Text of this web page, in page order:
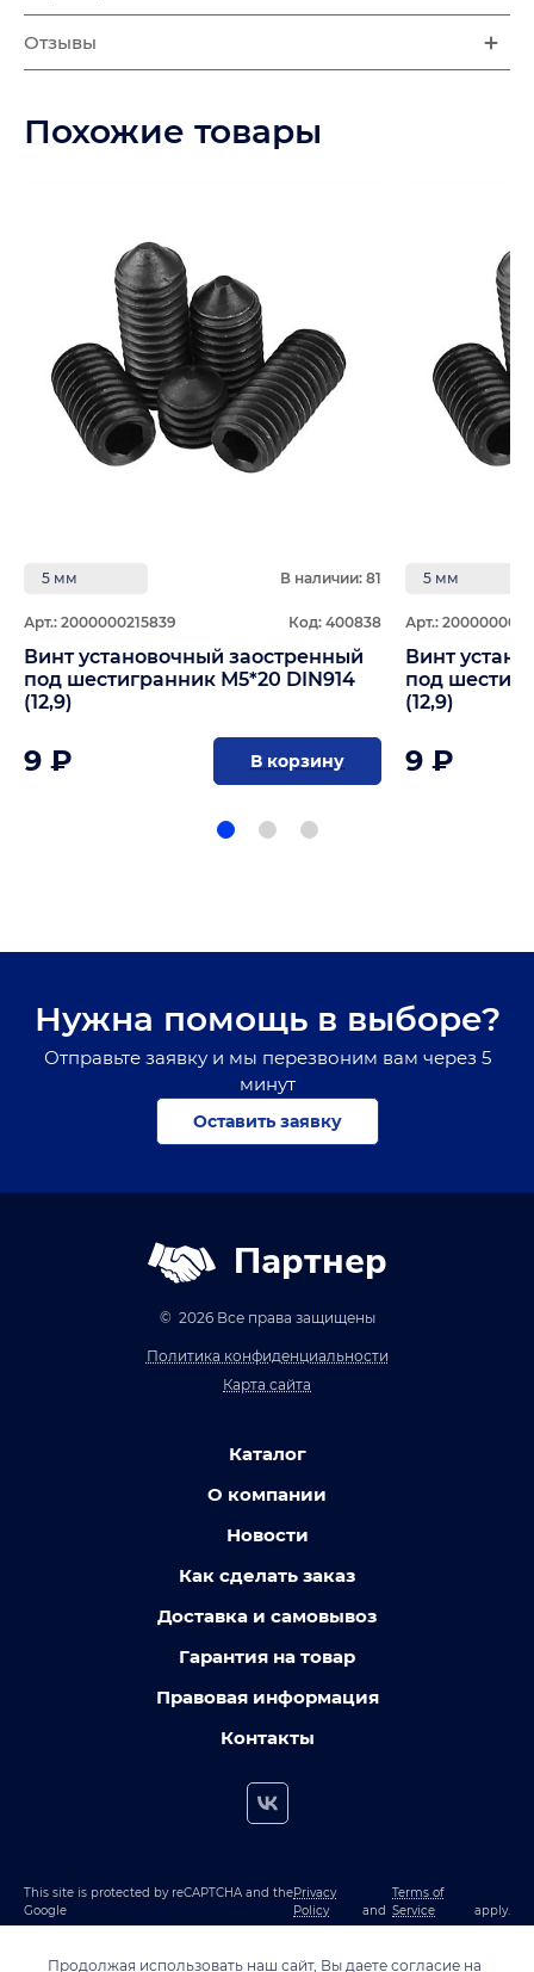
Отзывы
Похожие товары
5 мм В наличии: 81
Арт.: 2000000215839 Код: 400838
Винт установочный заостренный
под шестигранник М5*20 DIN914
(12,9)
9 ₽ В корзину
5 мм
Арт.:
Винт
под
(12,9)
9 ₽
Нужна помощь в выборе?
Отправьте заявку и мы перезвоним вам через 5
минут
Оставить заявку
Партнер
© 2026 Все права защищены
Политика конфиденциальности
Карта сайта
Каталог
О компании
Новости
Как сделать заказ
Доставка и самовывоз
Гарантия на товар
Правовая информация
Контакты
This site is protected by reCAPTCHA and the
Google
Privacy
Policy
and
Terms of
Service
apply.
Продолжая использовать наш сайт, Вы даете согласие на